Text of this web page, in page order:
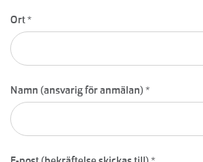
Ort *
Namn (ansvarig för anmälan) *